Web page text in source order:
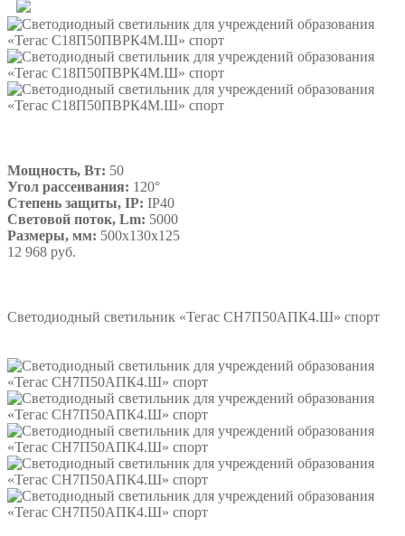
Мощность, Вт: 50
Угол рассеивания: 120°
Степень защиты, IP: IP40
Световой поток, Lm: 5000
Размеры, мм: 500х130х125
12 968 руб.
Светодиодный светильник «Тегас СН7П50АПК4.Ш» спорт